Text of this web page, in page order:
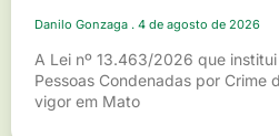
Danilo Gonzaga 4 de agosto de 2026
A Lei nº 13.463/2026 que
Pessoas Condenadas por Crime
vigor em Mato